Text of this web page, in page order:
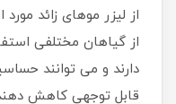
از لیزر موهای زائد
از گیاهان مختلفی
دارند و می توانند
قابل توجهی کاهش